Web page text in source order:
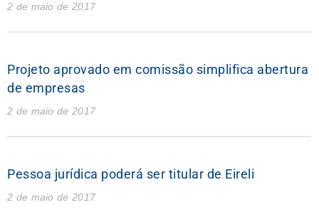
2 de maio de 2017
Projeto aprovado em comissão simplifica abertura
de empresas
2 de maio de 2017
Pessoa jurídica poderá ser titular de Eireli
2 de maio de 2017